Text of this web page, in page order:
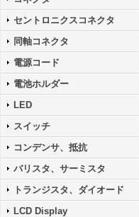
セントロニクスコネクタ
同軸コネクタ
電源コード
電池ホルダー
LED
スイッチ
コンデンサ、抵抗
バリスタ、サーミスタ
トランジスタ、ダイオード
LCD Display